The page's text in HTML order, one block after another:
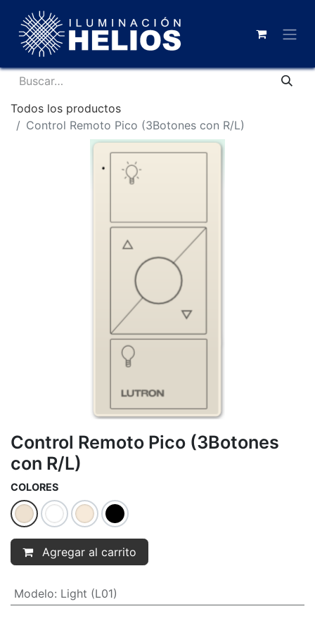
Todos los productos
Control Remoto Pico (3Botones con R/L)
Control Remoto Pico (3Botones
con R/L)
COLORES
Agregar al carrito
Modelo: Light (L01)